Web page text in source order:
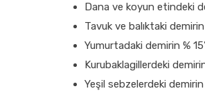
Dana ve koyun etindeki
Tavuk ve balıktaki demirin
Yumurtadaki demirin %
Kurubaklagillerdeki
Yeşil sebzelerdeki demirin